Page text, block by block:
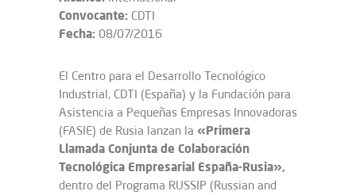
Convocante: CDTI
Fecha: 08/07/2016
El Centro para el Desarrollo Tecnológico
Industrial, CDTI (España) y la Fundación para
Asistencia a Pequeñas Empresas Innovadoras
(FASIE) de Rusia lanzan la «Primera
Llamada Conjunta de Colaboración
Tecnológica Empresarial España-Rusia»,
dentro del Programa RUSSIP (Russian and